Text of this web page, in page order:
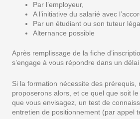
Par l’employeur,
A l’initiative du salarié avec
Par un étudiant ou son tuteur
Alternance possible
Après remplissage de la fiche
s’engage à vous répondre dans un
Si la formation nécessite des prérequis,
proposerons alors, et ce quel que soit
que vous envisagez, un test de
entretien de positionnement (par appel